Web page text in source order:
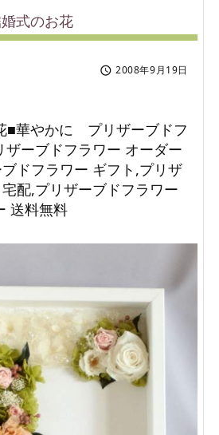
式のお花
 2008年9月19日
■華やかに プリザーブドフ
ザーブドフラワー オーダー
ドフラワー ギフト,プリザ
配,プリザーブドフラワー
送料無料